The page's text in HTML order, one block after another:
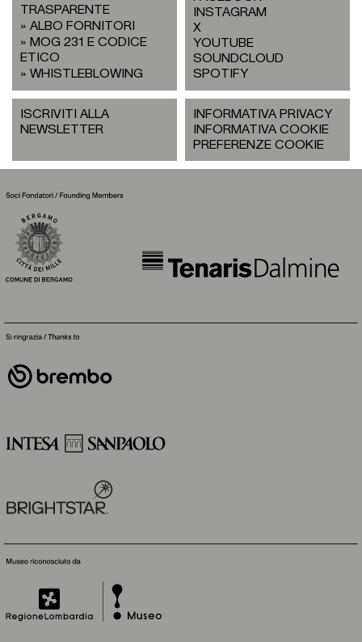
TRASPARENTE
ALBO FORNITORI
MOG 231 E CODICE
ETICO
WHISTLEBLOWING
INSTAGRAM
X
YOUTUBE
SOUNDCLOUD
SPOTIFY
ISCRIVITI ALLA
NEWSLETTER
INFORMATIVA PRIVACY
INFORMATIVA COOKIE
PREFERENZE COOKIE